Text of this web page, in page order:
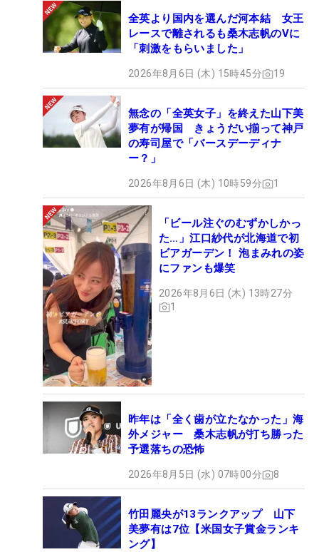
全英より国内を選んだ河本結 女王
レースで離されるも桑木志帆のVに
「刺激をもらいました」
2026年8月6日 (木) 15時45分 19
無念の「全英女子」を終えた山下美
夢有が帰国 きょうだい揃って神戸
の寿司屋で「バースデーディナ
ー？」
2026年8月6日 (木) 10時59分 1
「ビール注ぐのむずかしかっ
た…」江口紗代が北海道で初
ビアガーデン！ 泡まみれの姿
にファンも爆笑
2026年8月6日 (木) 13時27分
1
昨年は「全く歯が立たなかった」海
外メジャー 桑木志帆が打ち勝った
予選落ちの恐怖
2026年8月5日 (水) 07時00分 8
竹田麗央が13ランクアップ 山下
美夢有は7位【米国女子賞金ランキ
ング】